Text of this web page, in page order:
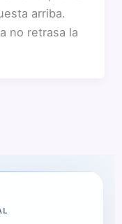
arriba.
no retrasa la